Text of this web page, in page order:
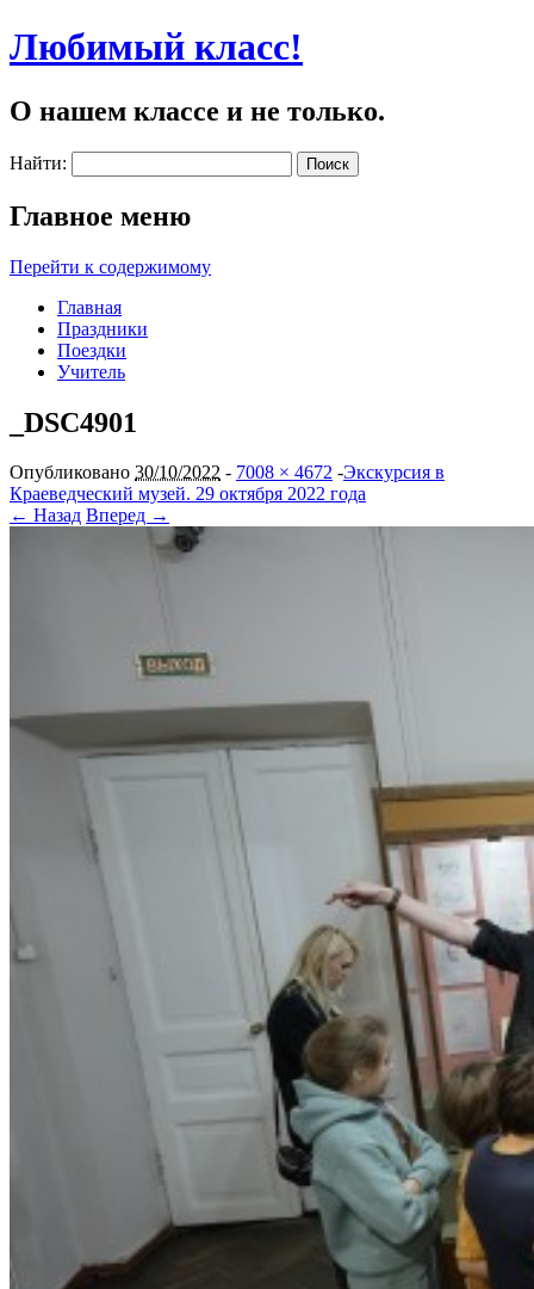
Любимый класс!
О нашем классе и не только.
Найти:
Главное меню
Перейти к содержимому
Главная
Праздники
Поездки
Учитель
_DSC4901
Опубликовано 30/10/2022 - 7008 × 4672 -Экскурсия в
Краеведческий музей. 29 октября 2022 года
← Назад Вперед →